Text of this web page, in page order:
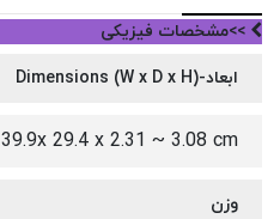
>>مشخصات فیزیکی
ابعاد-Dimensions (W x D x H)
39.9x 29.4 x 2.31 ~ 3.08 cm
وزن